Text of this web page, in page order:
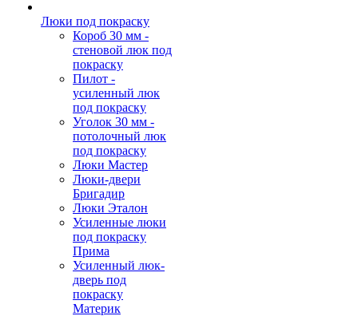
Люки под покраску
Короб 30 мм -
стеновой люк под
покраску
Пилот -
усиленный люк
под покраску
Уголок 30 мм -
потолочный люк
под покраску
Люки Мастер
Люки-двери
Бригадир
Люки Эталон
Усиленные люки
под покраску
Прима
Усиленный люк-
дверь под
покраску
Материк